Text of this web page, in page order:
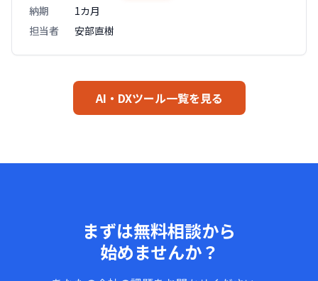
納期
1カ月
担当者
安部直樹
AI・DXツール一覧を見る
まずは無料相談から
始めませんか？